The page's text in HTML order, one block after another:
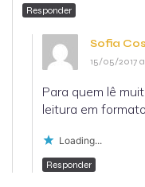
Responder
Sofia
15/05/2017
Para quem lê
leitura em
Loading...
Responder